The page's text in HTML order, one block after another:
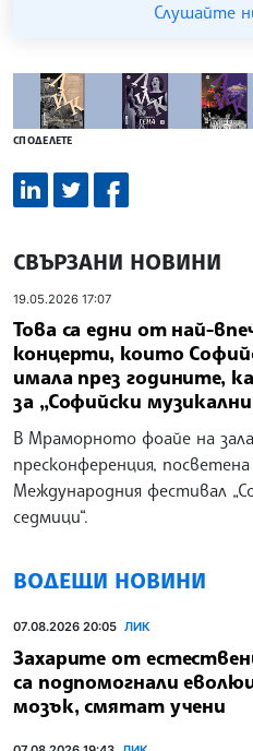
Слушайте
СПОДЕЛЕТЕ
СВЪРЗАНИ НОВИНИ
19.05.2026 17:07
Това са едни от най-
концерти, които
имала през годините,
за „Софийски
В Мраморното фоайе на зала
пресконференция,
Международния фестивал
седмици“.
ВОДЕЩИ НОВИНИ
07.08.2026 20:05 ЛИК
Захарите от
са подпомогнали
мозък, смятат учени